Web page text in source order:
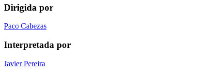
Dirigida por
Paco Cabezas
Interpretada por
Javier Pereira